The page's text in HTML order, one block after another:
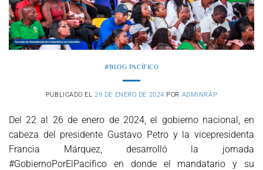
#BLOG PACÍFICO
PUBLICADO EL29 DE ENERO DE 2024 POR ADMINRAP
Del 22 al 26 de enero de 2024, el gobierno nacional, en
cabeza del presidente Gustavo Petro y la vicepresidenta
Francia Márquez, desarrolló la jornada
#GobiernoPorElPacífico en donde el mandatario y su